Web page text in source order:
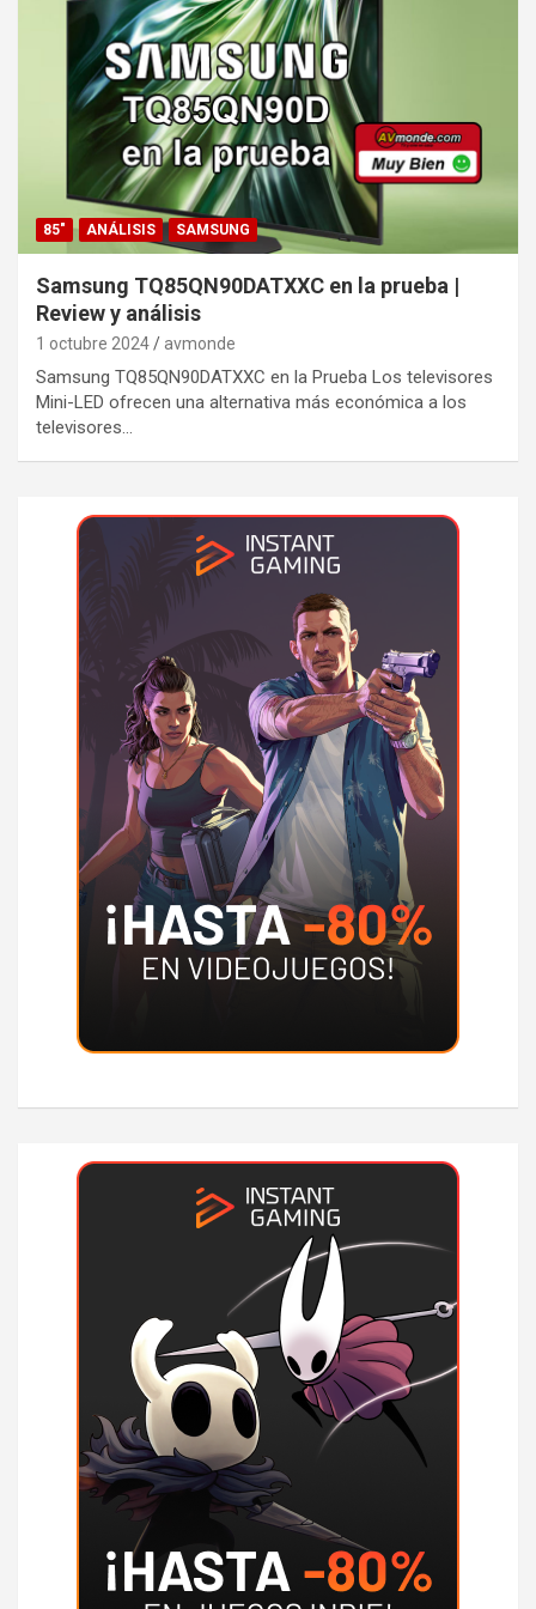
85" ANÁLISIS SAMSUNG
Samsung TQ85QN90DATXXC en la prueba |
Review y análisis
1 octubre 2024 avmonde
Samsung TQ85QN90DATXXC en la Prueba Los televisores
Mini-LED ofrecen una alternativa más económica a los
televisores…